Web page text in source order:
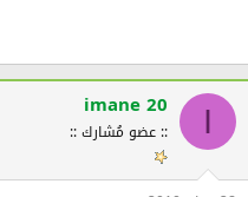
I
imane 20
:: عضو مُشارك ::